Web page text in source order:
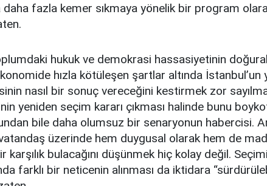
daha fazla kemer sıkmaya yönelik bir program
hukuk ve demokrasi hassasiyetinin
hızla kötüleşen şartlar altında İstanbul’un
nasıl bir sonuç vereceğini kestirmek zor
yeniden seçim kararı çıkması halinde bunu
bile daha olumsuz bir senaryonun habercisi.
üzerinde hem duygusal olarak hem de
karşılık bulacağını düşünmek hiç kolay değil.
farklı bir neticenin alınması da iktidara